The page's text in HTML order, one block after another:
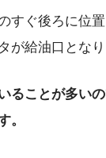
すぐ後ろに位
が給油口となり
ることが多い
。